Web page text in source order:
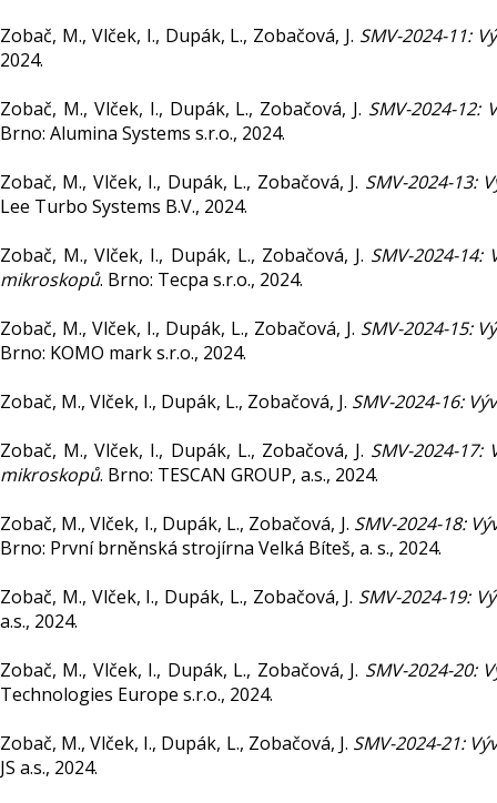
Zobač, M., Vlček, I., Dupák, L., Zobačová, J. SMV-2024-11:
2024.
Zobač, M., Vlček, I., Dupák, L., Zobačová, J. SMV-2024-
Brno: Alumina Systems s.r.o., 2024.
Zobač, M., Vlček, I., Dupák, L., Zobačová, J. SMV-2024-13:
Lee Turbo Systems B.V., 2024.
Zobač, M., Vlček, I., Dupák, L., Zobačová, J. SMV-2024-
mikroskopů. Brno: Tecpa s.r.o., 2024.
Zobač, M., Vlček, I., Dupák, L., Zobačová, J. SMV-2024-15:
Brno: KOMO mark s.r.o., 2024.
Zobač, M., Vlček, I., Dupák, L., Zobačová, J. SMV-2024-16:
Zobač, M., Vlček, I., Dupák, L., Zobačová, J. SMV-2024-
mikroskopů. Brno: TESCAN GROUP, a.s., 2024.
Zobač, M., Vlček, I., Dupák, L., Zobačová, J. SMV-2024-18:
Brno: První brněnská strojírna Velká Bíteš, a. s., 2024.
Zobač, M., Vlček, I., Dupák, L., Zobačová, J. SMV-2024-19:
a.s., 2024.
Zobač, M., Vlček, I., Dupák, L., Zobačová, J. SMV-2024-20:
Technologies Europe s.r.o., 2024.
Zobač, M., Vlček, I., Dupák, L., Zobačová, J. SMV-2024-21:
JS a.s., 2024.